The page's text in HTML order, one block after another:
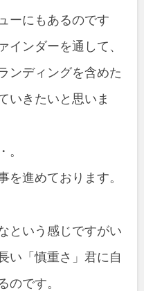
ーにもあるのです
インダーを通して、
ンディングを含めた
いきたいと思いま
。
を進めております。
という感じですがい
い「慎重さ」君に自
のです。